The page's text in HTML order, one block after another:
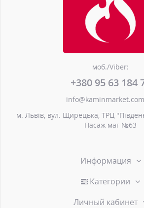
моб./Viber:
+380 95 63 184
м. Львів, вул. Щирецька, ТРЦ
Пасаж маг №63
Информация
Категории
Личный кабинет